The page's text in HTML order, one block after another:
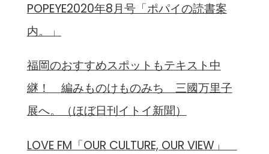
POPEYE2020年8月号「ポパイの読書案
内。」
福岡のおすすめスポットもテキスト中
継！ 編みものけものみち 三國万里子
展へ。（ほぼ日刊イトイ新聞）
LOVE FM「OUR CULTURE, OUR VIEW」